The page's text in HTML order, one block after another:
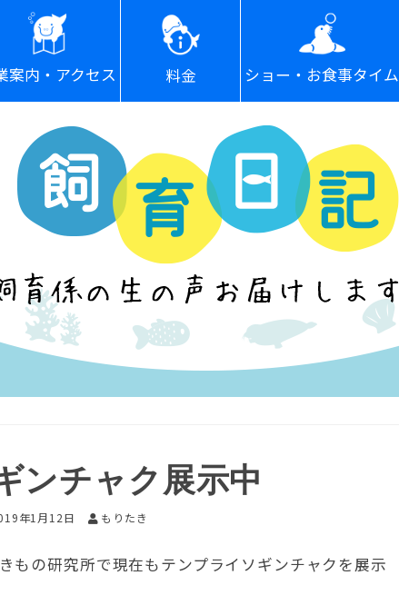
案内・アクセス 料金 ショー・お食事タイム
ンチャク展示中
年1月12日 もりたき
もの研究所で現在もテンプライソギンチャクを展示